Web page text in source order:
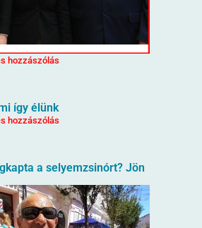
hozzászólás
így élünk
hozzászólás
a selyemzsinórt? Jön